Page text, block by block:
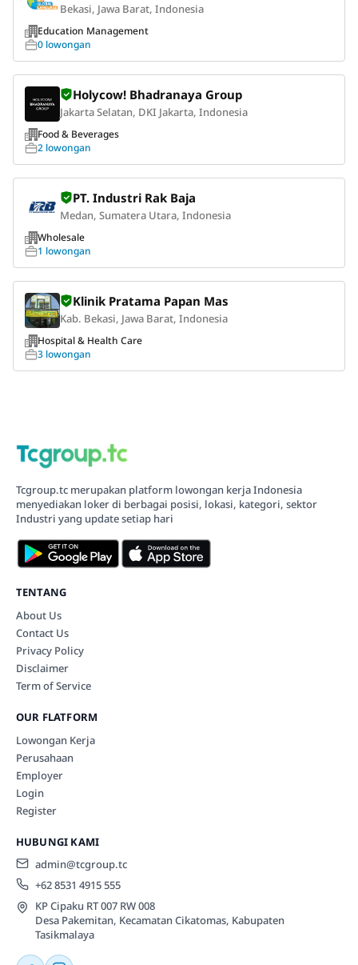
Bekasi, Jawa Barat, Indonesia
Education Management
0 lowongan
Holycow! Bhadranaya Group
Jakarta Selatan, DKI Jakarta, Indonesia
Food & Beverages
2 lowongan
PT. Industri Rak Baja
Medan, Sumatera Utara, Indonesia
Wholesale
1 lowongan
Klinik Pratama Papan Mas
Kab. Bekasi, Jawa Barat, Indonesia
Hospital & Health Care
3 lowongan
Tcgroup.tc merupakan platform lowongan kerja Indonesia
menyediakan loker di berbagai posisi, lokasi, kategori, sektor
Industri yang update setiap hari
TENTANG
About Us
Contact Us
Privacy Policy
Disclaimer
Term of Service
OUR FLATFORM
Lowongan Kerja
Perusahaan
Employer
Login
Register
HUBUNGI KAMI
admin@tcgroup.tc
+62 8531 4915 555
KP Cipaku RT 007 RW 008
Desa Pakemitan, Kecamatan Cikatomas, Kabupaten
Tasikmalaya